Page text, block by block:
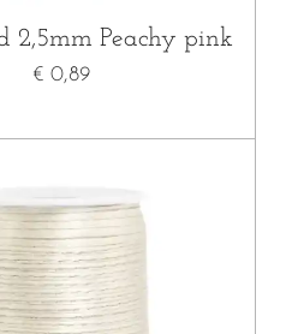
2,5mm Peachy pink
€ 0,89